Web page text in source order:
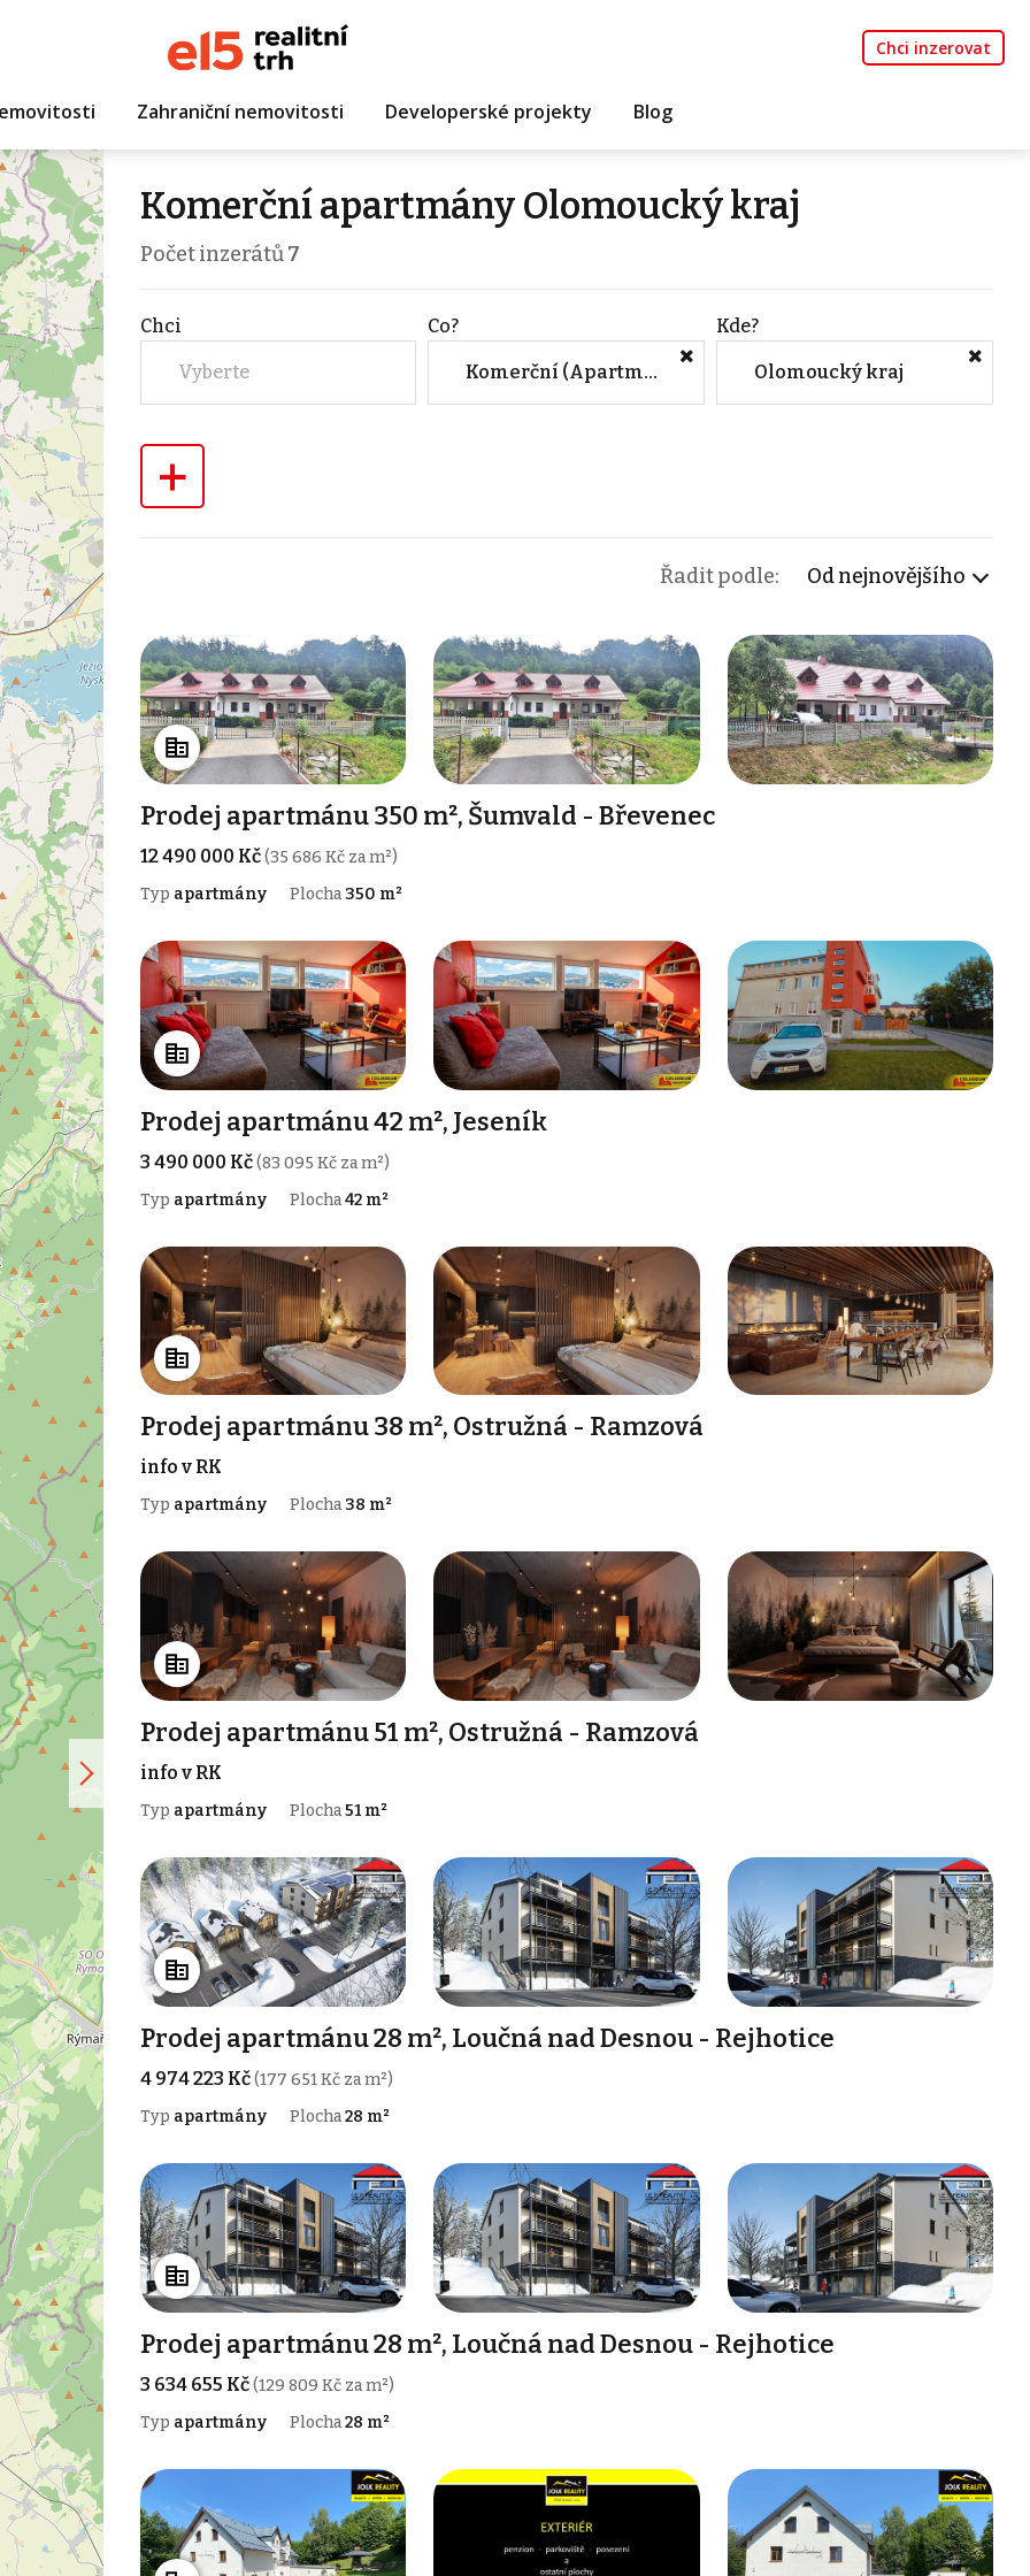
Chci inzerovat
Zahraniční nemovitosti Developerské projekty Blog
Komerční apartmány Olomoucký kraj
Počet inzerátů7
Chci
Vyberte
Co?
Komerční (Apartmány)
Kde?
Olomoucký kraj
+
Řadit podle: Od nejnovějšího
Prodej apartmánu 350 m², Šumvald - Břevenec
12 490 000 Kč(35 686 Kč za m²)
Typ apartmány Plocha 350 m²
Prodej apartmánu 42 m², Jeseník
3 490 000 Kč(83 095 Kč za m²)
Typ apartmány Plocha42 m²
Prodej apartmánu 38 m², Ostružná - Ramzová
info v RK
Typ apartmány Plocha 38 m²
Prodej apartmánu 51 m², Ostružná - Ramzová
info v RK
Typ apartmány Plocha51 m²
Prodej apartmánu 28 m², Loučná nad Desnou - Rejhotice
4 974 223 Kč(177 651 Kč za m²)
Typ apartmány Plocha28 m²
Prodej apartmánu 28 m², Loučná nad Desnou - Rejhotice
3 634 655 Kč(129 809 Kč za m²)
Typ apartmány Plocha28 m²